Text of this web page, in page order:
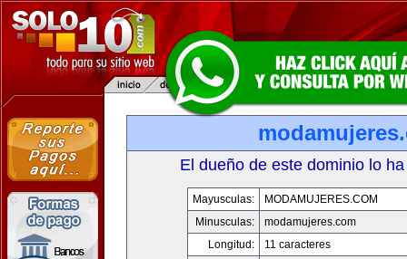
El dueño de este dominio lo
Mayusculas:
MODAMUJERES.COM
Minusculas:
modamujeres.com
Longitud:
11 caracteres